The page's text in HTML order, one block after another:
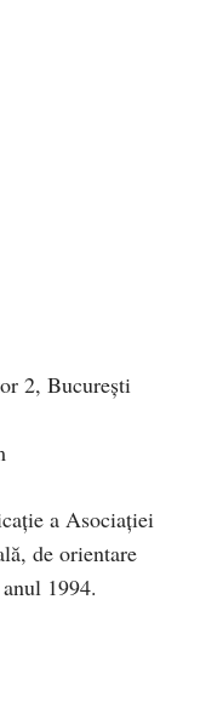
2, București
a Asociaţiei
de orientare
1994.